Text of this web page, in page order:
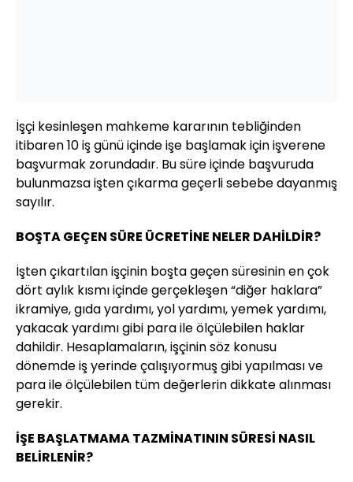
İşçi kesinleşen mahkeme kararının tebliğinden
itibaren 10 iş günü içinde işe başlamak için işverene
başvurmak zorundadır. Bu süre içinde başvuruda
bulunmazsa işten çıkarma geçerli sebebe dayanmış
sayılır.
BOŞTA GEÇEN SÜRE ÜCRETİNE NELER DAHİLDİR?
İşten çıkartılan işçinin boşta geçen süresinin en çok
dört aylık kısmı içinde gerçekleşen “diğer haklara”
ikramiye, gıda yardımı, yol yardımı, yemek yardımı,
yakacak yardımı gibi para ile ölçülebilen haklar
dahildir. Hesaplamaların, işçinin söz konusu
dönemde iş yerinde çalışıyormuş gibi yapılması ve
para ile ölçülebilen tüm değerlerin dikkate alınması
gerekir.
İŞE BAŞLATMAMA TAZMİNATININ SÜRESİ NASIL
BELİRLENİR?